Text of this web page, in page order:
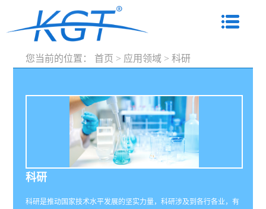
您当前的位置： 首页 > 应用领域 > 科研
科研
科研是推动国家技术水平发展的坚实力量，科研涉及到各行各业，有